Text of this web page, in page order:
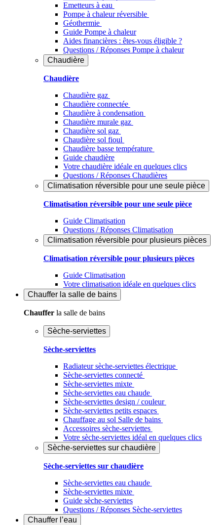
Emetteurs à eau
Pompe à chaleur réversible
Géothermie
Guide Pompe à chaleur
Aides financières : êtes-vous éligible ?
Questions / Réponses Pompe à chaleur
Chaudière
Chaudière
Chaudière gaz
Chaudière connectée
Chaudière à condensation
Chaudière murale gaz
Chaudière sol gaz
Chaudière sol fioul
Chaudière basse température
Guide chaudière
Votre chaudière idéale en quelques clics
Questions / Réponses Chaudières
Climatisation réversible pour une seule pièce
Climatisation réversible pour une seule pièce
Guide Climatisation
Questions / Réponses Climatisation
Climatisation réversible pour plusieurs pièces
Climatisation réversible pour plusieurs pièces
Guide Climatisation
Votre climatisation idéale en quelques clics
Chauffer la salle de bains
Chauffer la salle de bains
Sèche-serviettes
Sèche-serviettes
Radiateur sèche-serviettes électrique
Sèche-serviettes connecté
Sèche-serviettes mixte
Sèche-serviettes eau chaude
Sèche-serviettes design / couleur
Sèche-serviettes petits espaces
Chauffage au sol Salle de bains
Accessoires sèche-serviettes
Votre sèche-serviettes idéal en quelques clics
Sèche-serviettes sur chaudière
Sèche-serviettes sur chaudière
Sèche-serviettes eau chaude
Sèche-serviettes mixte
Guide sèche-serviettes
Questions / Réponses Sèche-serviettes
Chauffer l’eau